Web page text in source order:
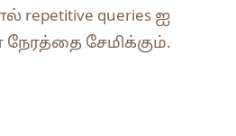
repetitive queries ஐ
சேமிக்கும்.